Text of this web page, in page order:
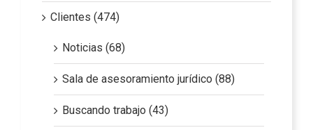
Clientes (474)
Noticias (68)
Sala de asesoramiento jurídico (88)
Buscando trabajo (43)